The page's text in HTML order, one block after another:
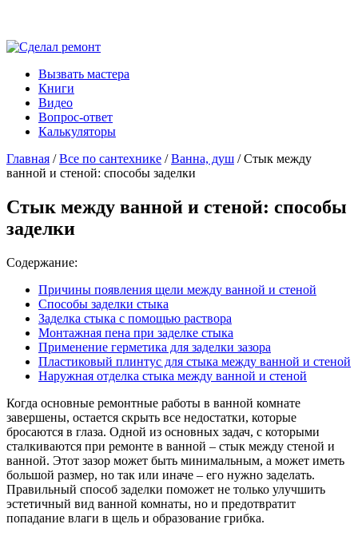
Вызвать мастера
Книги
Видео
Вопрос-ответ
Калькуляторы
Главная /Все по сантехнике /Ванна, душ / Стык между
ванной и стеной: способы заделки
Стык между ванной и стеной: способы
заделки
Содержание:
Причины появления щели между ванной и стеной
Способы заделки стыка
Заделка стыка с помощью раствора
Монтажная пена при заделке стыка
Применение герметика для заделки зазора
Пластиковый плинтус для стыка между ванной и стеной
Наружная отделка стыка между ванной и стеной
Когда основные ремонтные работы в ванной комнате
завершены, остается скрыть все недостатки, которые
бросаются в глаза. Одной из основных задач, с которыми
сталкиваются при ремонте в ванной – стык между стеной и
ванной. Этот зазор может быть минимальным, а может иметь
большой размер, но так или иначе – его нужно заделать.
Правильный способ заделки поможет не только улучшить
эстетичный вид ванной комнаты, но и предотвратит
попадание влаги в щель и образование грибка.